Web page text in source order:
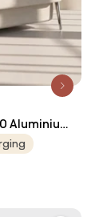
Aluminium